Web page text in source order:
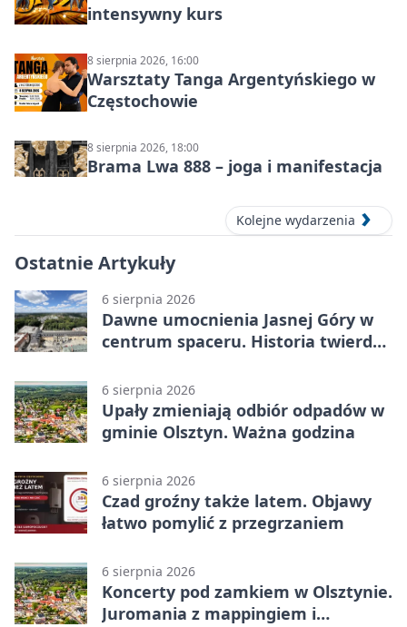
intensywny kurs
8 sierpnia 2026, 16:00
Warsztaty Tanga Argentyńskiego w
Częstochowie
8 sierpnia 2026, 18:00
Brama Lwa 888 – joga i manifestacja
Kolejne wydarzenia
Ostatnie Artykuły
6 sierpnia 2026
Dawne umocnienia Jasnej Góry w
centrum spaceru. Historia twierdzy
6 sierpnia 2026
Upały zmieniają odbiór odpadów w
gminie Olsztyn. Ważna godzina
6 sierpnia 2026
Czad groźny także latem. Objawy
łatwo pomylić z przegrzaniem
6 sierpnia 2026
Koncerty pod zamkiem w Olsztynie.
Juromania z mappingiem i